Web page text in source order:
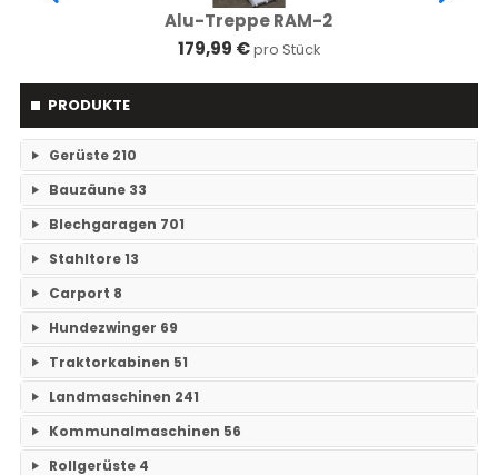
PRODUKTE
Gerüste 210
RAM- 1 Gerüst Breite 73 109
RAM-2 Gerüst Breite 70 101
Bauzäune 33
Einzelteile Bauzäune 7
Bauzäune SET 26
Blechgaragen 701
Einzelgaragen 89
Doppelgaragen 59
3-Fachgaragen
Mehrfachgaragen 12
Hallen 47
Stahltore13
Keine Unterkategorien
Carport 8
Keine Unterkategorien
Hundezwinger 69
Keine Unterkategorien
Traktorkabinen 51
Traktorkabinen 37
Mähdrescherkabine 14
Landmaschinen 241
Grubber 14
Kommunalmaschinen 56
Rollgerüste 4
Alu-Treppe RAM-2
179,99 €pro Stück